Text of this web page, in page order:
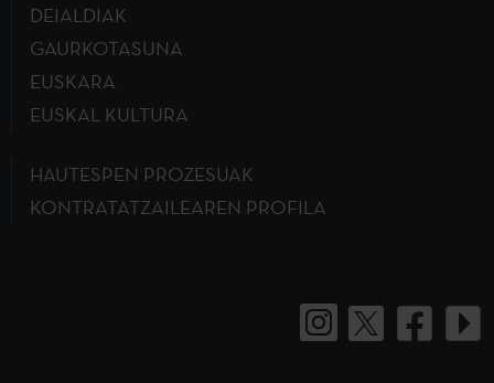
DEIALDIAK
GAURKOTASUNA
EUSKARA
EUSKAL KULTURA
HAUTESPEN PROZESUAK
KONTRATATZAILEAREN PROFILA